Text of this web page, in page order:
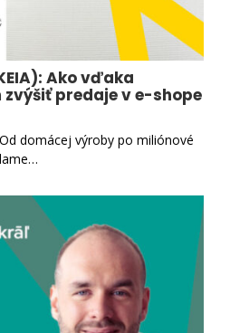
Ako vďaka
predaje v e-shope
domácej výroby po miliónové